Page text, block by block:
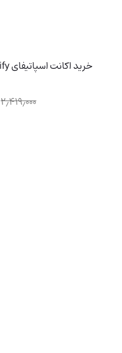
خرید اکانت اسپاتیفای Spotify ارزان + ویدیو نقد و بررسی
۲٫۴۱۹٫۰۰۰